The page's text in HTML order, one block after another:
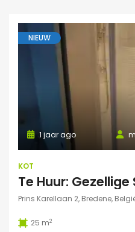
NIEUW
1 jaar ago
KOT
Prins Karellaan 2, Bredene,
25 m2